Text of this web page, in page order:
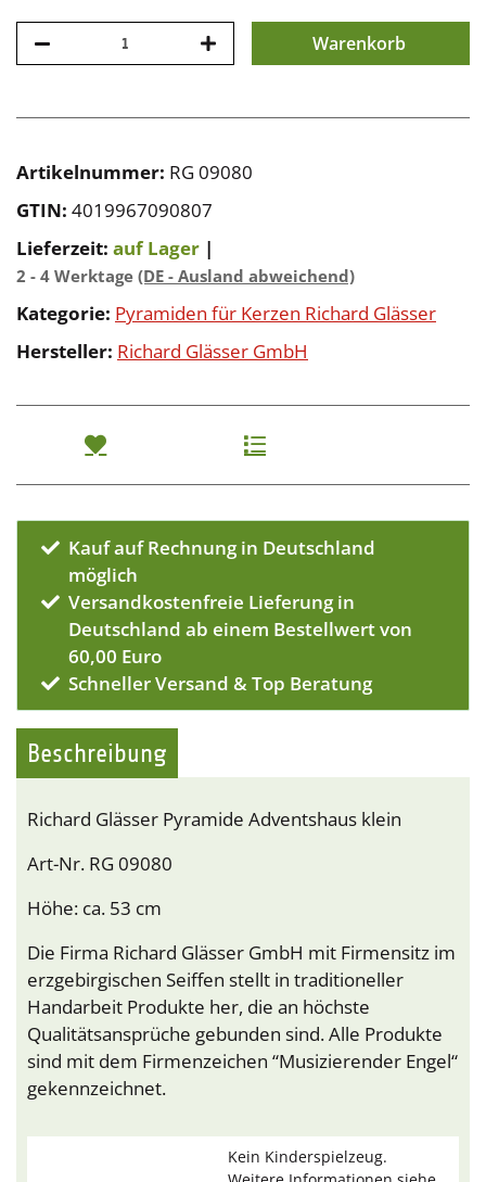
Warenkorb
Artikelnummer: RG 09080
GTIN: 4019967090807
Lieferzeit: auf Lager |
2 - 4 Werktage (DE - Ausland abweichend)
Kategorie: Pyramiden für Kerzen Richard Glässer
Hersteller: Richard Glässer GmbH
Kauf auf Rechnung in Deutschland
möglich
Versandkostenfreie Lieferung in
Deutschland ab einem Bestellwert von
60,00 Euro
Schneller Versand & Top Beratung
Beschreibung
Richard Glässer Pyramide Adventshaus klein
Art-Nr. RG 09080
Höhe: ca. 53 cm
Die Firma Richard Glässer GmbH mit Firmensitz im
erzgebirgischen Seiffen stellt in traditioneller
Handarbeit Produkte her, die an höchste
Qualitätsansprüche gebunden sind. Alle Produkte
sind mit dem Firmenzeichen “Musizierender Engel“
gekennzeichnet.
Kein Kinderspielzeug.